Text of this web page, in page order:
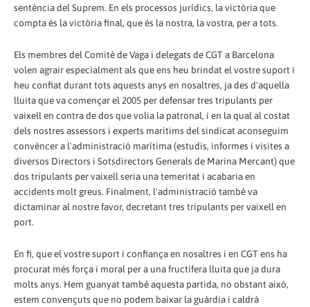
sentència del Suprem. En els processos jurídics, la victòria que
compta és la victòria final, que és la nostra, la vostra, per a tots.
Els membres del Comitè de Vaga i delegats de CGT a Barcelona
volen agrair especialment als que ens heu brindat el vostre suport i
heu confiat durant tots aquests anys en nosaltres, ja des d'aquella
lluita que va començar el 2005 per defensar tres tripulants per
vaixell en contra de dos que volia la patronal, i en la qual al costat
dels nostres assessors i experts marítims del sindicat aconseguim
convèncer a l'administració marítima (estudis, informes i visites a
diversos Directors i Sotsdirectors Generals de Marina Mercant) que
dos tripulants per vaixell seria una temeritat i acabaria en
accidents molt greus. Finalment, l'administració també va
dictaminar al nostre favor, decretant tres tripulants per vaixell en
port.
En fi, que el vostre suport i confiança en nosaltres i en CGT ens ha
procurat més força i moral per a una fructífera lluita que ja dura
molts anys. Hem guanyat també aquesta partida, no obstant això,
estem convençuts que no podem baixar la guàrdia i caldrà